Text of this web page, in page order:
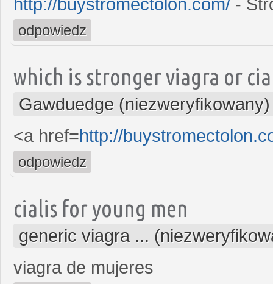
http://buystromectolon.com/ -
odpowiedz
which is stronger viagra or
Gawduedge (niezweryfikowany)
<a href=http://
odpowiedz
cialis for young men
generic viagra ...
viagra de mujeres